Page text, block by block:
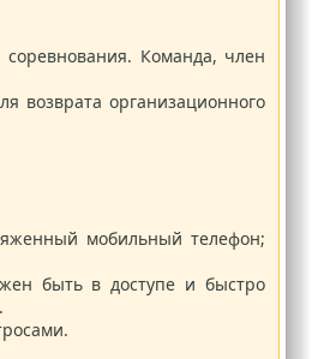
соревнования. Команда, член
возврата организационного
мобильный телефон;
быть в доступе и быстро